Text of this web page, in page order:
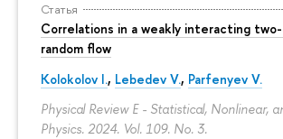
Статья
Correlations in a weakly interacting two-
random flow
Kolokolov I., Lebedev V., Parfenyev V.
Physical Review E - Statistical, Nonlinear,
Physics. 2024. Vol. 109. No. 3.